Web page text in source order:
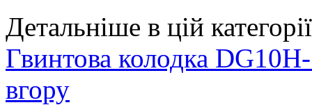
Детальніше в цій
Гвинтова колодка
вгору